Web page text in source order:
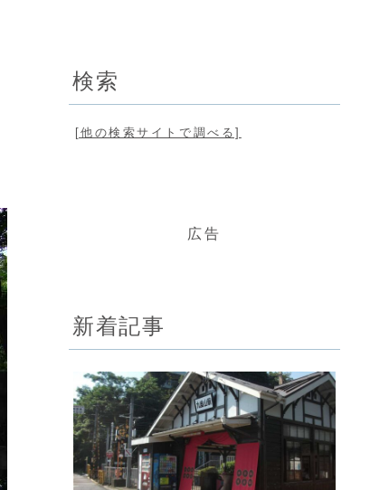
検索
[他の検索サイトで調べる]
広告
新着記事